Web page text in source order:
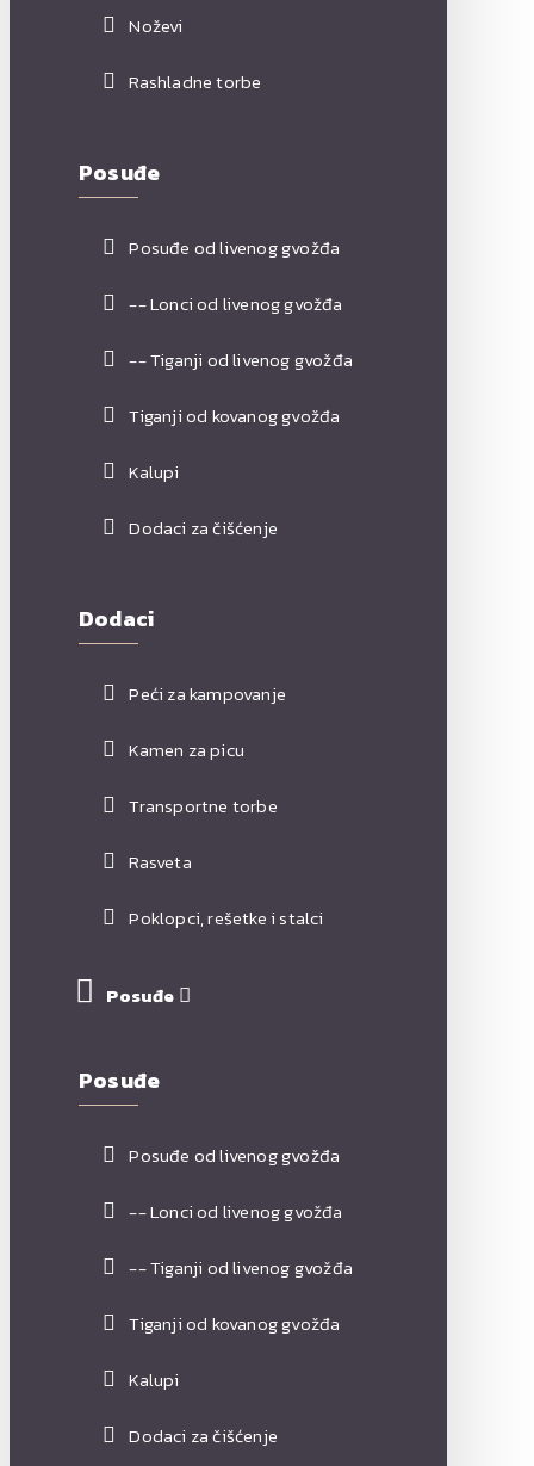
Noževi
Rashladne torbe
Posuđe
Posuđe od livenog gvožđa
-- Lonci od livenog gvožđa
-- Tiganji od livenog gvožđa
Tiganji od kovanog gvožđa
Kalupi
Dodaci za čišćenje
Dodaci
Peći za kampovanje
Kamen za picu
Transportne torbe
Rasveta
Poklopci, rešetke i stalci
Posuđe
Posuđe
Posuđe od livenog gvožđa
-- Lonci od livenog gvožđa
-- Tiganji od livenog gvožđa
Tiganji od kovanog gvožđa
Kalupi
Dodaci za čišćenje